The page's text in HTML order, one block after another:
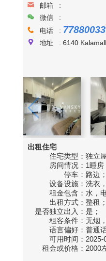
邮箱 :
微信 :
电话 :
地址 : 6140
出租住宅
住宅类型： 独立
房间情况： 1睡房
停车： 路边；
设备设施： 洗衣
租金包含： 水，
出租方式： 整租；
是否独立出入： 是；
租客条件： 无烟
语言偏好： 普通
可用时间： 2025-
租金或价格： 2000